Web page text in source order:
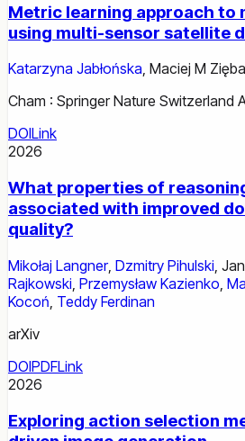
Metric learning approach to
using multi-sensor satellite
Katarzyna Jabłońska, Maciej M Zięba
Cham : Springer Nature Switzerland
DOILink
2026
What properties of
associated with improved
quality?
Mikołaj Langner, Dzmitry Pihulski
Rajkowski Przemysław Kazienko
Kocoń Teddy Ferdinan
arXiv
DOIPDFLink
2026
Exploring action selection